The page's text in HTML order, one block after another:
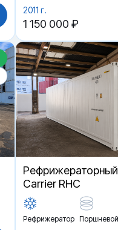
2011 г.
1 150 000 ₽
Carrier RHC
Рефрижератор Поршневой